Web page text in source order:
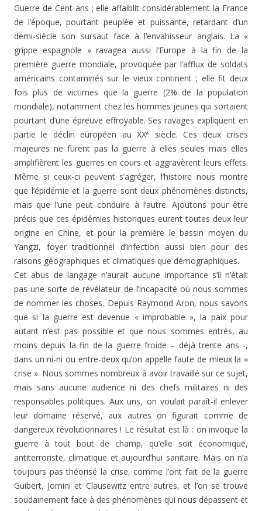
Guerre de Cent ans ; elle affaiblit considérablement la France
de l’époque, pourtant peuplée et puissante, retardant d’un
demi-siècle son sursaut face à l’envahisseur anglais. La «
grippe espagnole » ravagea aussi l’Europe à la fin de la
première guerre mondiale, provoquée par l’afflux de soldats
américains contaminés sur le vieux continent ; elle fit deux
fois plus de victimes que la guerre (2% de la population
mondiale), notamment chez les hommes jeunes qui sortaient
pourtant d’une épreuve effroyable. Ses ravages expliquent en
partie le déclin européen au XXe
siècle. Ces deux crises
majeures ne furent pas la guerre à elles seules mais elles
amplifièrent les guerres en cours et aggravèrent leurs effets.
Même si ceux-ci peuvent s’agréger, l’histoire nous montre
que l’épidémie et la guerre sont deux phénomènes distincts,
mais que l’une peut conduire à l’autre. Ajoutons pour être
précis que ces épidémies historiques eurent toutes deux leur
origine en Chine, et pour la première le bassin moyen du
Yangzi, foyer traditionnel d’infection aussi bien pour des
raisons géographiques et climatiques que démographiques.
Cet abus de langage n’aurait aucune importance s’il n’était
pas une sorte de révélateur de l’incapacité où nous sommes
de nommer les choses. Depuis Raymond Aron, nous savons
que si la guerre est devenue « improbable », la paix pour
autant n’est pas possible et que nous sommes entrés, au
moins depuis la fin de la guerre froide – déjà trente ans -,
dans un ni-ni ou entre-deux qu’on appelle faute de mieux la «
crise ». Nous sommes nombreux à avoir travaillé sur ce sujet,
mais sans aucune audience ni des chefs militaires ni des
responsables politiques. Aux uns, on voulait paraît-il enlever
leur domaine réservé, aux autres on figurait comme de
dangereux révolutionnaires ! Le résultat est là : on invoque la
guerre à tout bout de champ, qu’elle soit économique,
antiterroriste, climatique et aujourd’hui sanitaire. Mais on n’a
toujours pas théorisé la crise, comme l’ont fait de la guerre
Guibert, Jomini et Clausewitz entre autres, et l’on se trouve
soudainement face à des phénomènes qui nous dépassent et